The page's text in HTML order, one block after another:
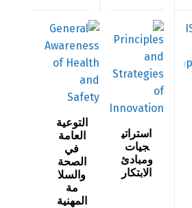
اﺳﺘﺮاﺗﻴ
ﺠﻴﺎت
وﻣﺒﺎدئ
اﻻﺑﺘﻜﺎر
التوعية
العامة
في
الصحة
والسلا
مة
المهنية